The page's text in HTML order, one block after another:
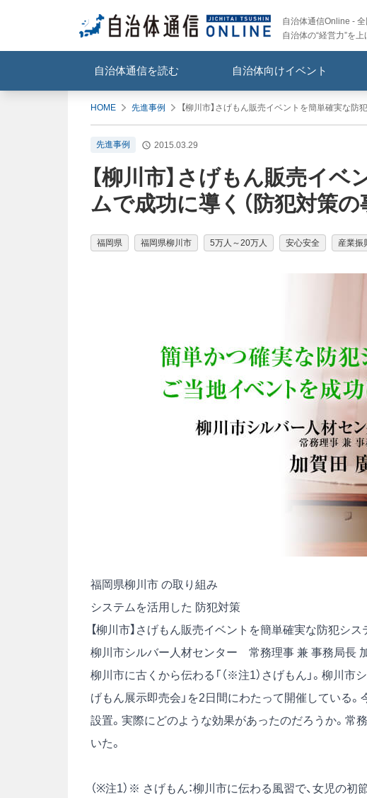
自治体通信Online - 全
自治体の“経営力”を
自治体通信を読む 自治体向けイベント
HOME 先進事例 【柳川市】さげもん販売イベントを簡単確実な防
先進事例 2015.03.29
【柳川市】さげもん販売イ
ムで成功に導く（防犯対策の
福岡県 福岡県柳川市 5万人～20万人 安心安全 産業振
福岡県柳川市 の取り組み
システムを活用した 防犯対策
【柳川市】さげもん販売イベントを簡単確実な防犯シス
柳川市シルバー人材センター 常務理事 兼 事務局長
柳川市に古くから伝わる「（※注1）さげもん」。柳川
げもん展示即売会」を2日間にわたって開催している
設置。実際にどのような効果があったのだろうか。常
いた。
（※注1）※ さげもん：柳川市に伝わる風習で、女児の